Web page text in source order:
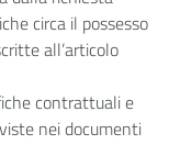
circa il possesso
all’articolo
contrattuali e
nei documenti